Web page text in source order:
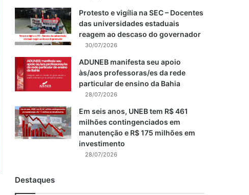
Protesto e vigília na SEC – Docentes
das universidades estaduais
reagem ao descaso do governador
30/07/2026
ADUNEB manifesta seu apoio
às/aos professoras/es da rede
particular de ensino da Bahia
28/07/2026
Em seis anos, UNEB tem R$ 461
milhões contingenciados em
manutenção e R$ 175 milhões em
investimento
28/07/2026
Destaques